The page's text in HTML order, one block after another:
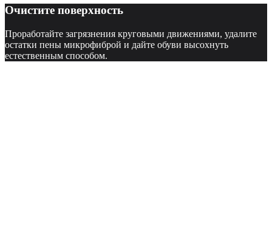
Очистите поверхность
Проработайте загрязнения круговыми движениями, удалите
остатки пены микрофиброй и дайте обуви высохнуть
естественным способом.